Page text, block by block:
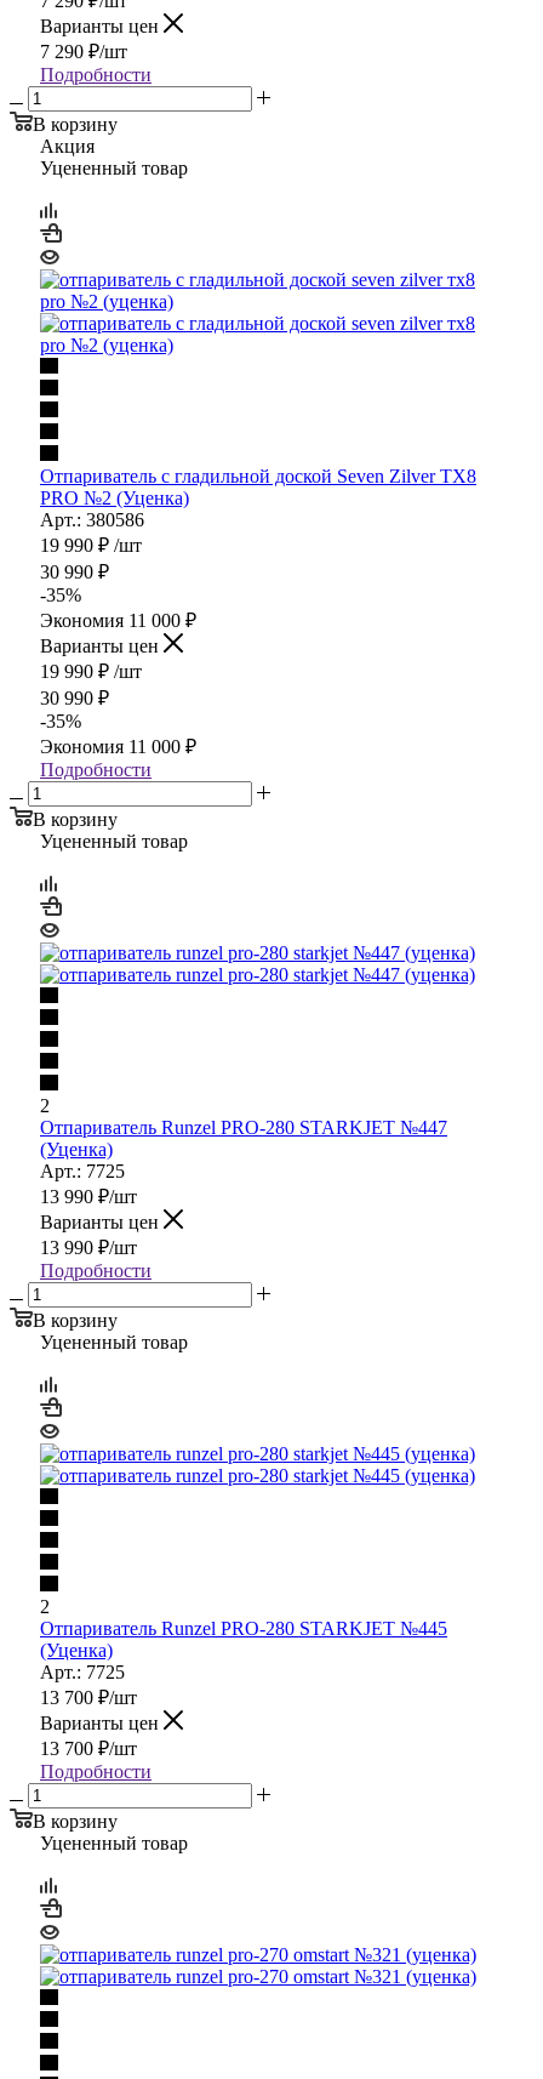
Варианты цен
7 290 ₽/шт
Подробности
В корзину
Акция
Уцененный товар
Отпариватель с гладильной доской Seven Zilver ТX8
PRO №2 (Уценка)
Арт.: 380586
19 990 ₽ /шт
30 990 ₽
-35%
Экономия 11 000 ₽
Варианты цен
19 990 ₽ /шт
30 990 ₽
-35%
Экономия 11 000 ₽
Подробности
В корзину
Уцененный товар
2
Отпариватель Runzel PRO-280 STARKJET №447
(Уценка)
Арт.: 7725
13 990 ₽/шт
Варианты цен
13 990 ₽/шт
Подробности
В корзину
Уцененный товар
2
Отпариватель Runzel PRO-280 STARKJET №445
(Уценка)
Арт.: 7725
13 700 ₽/шт
Варианты цен
13 700 ₽/шт
Подробности
В корзину
Уцененный товар